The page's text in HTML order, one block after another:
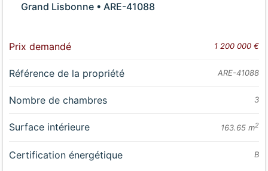
Grand Lisbonne • ARE-41088
Prix demandé 1 200 000 €
Référence de la propriété ARE-41088
Nombre de chambres 3
Surface intérieure 163.65 m2
Certification énergétique B